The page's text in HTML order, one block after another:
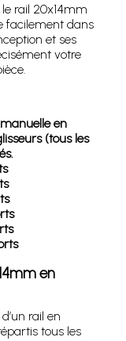
rail 20x14mm
facilement dans
et ses
votre
en
(tous les
en
rail en
tous les